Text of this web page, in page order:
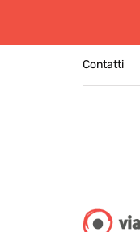
Contatti